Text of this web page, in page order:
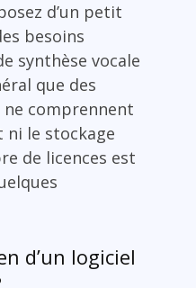
d’un petit
besoins
synthèse vocale
que des
comprennent
ni le stockage
de licences est
d’un logiciel